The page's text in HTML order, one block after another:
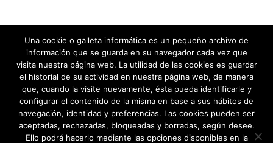
Una cookie o galleta informática es un pequeño archivo de
información que se guarda en su navegador cada vez que
visita nuestra página web. La utilidad de las cookies es guardar
el historial de su actividad en nuestra página web, de manera
que, cuando la visite nuevamente, ésta pueda identificarle y
configurar el contenido de la misma en base a sus hábitos de
navegación, identidad y preferencias. Las cookies pueden ser
aceptadas, rechazadas, bloqueadas y borradas, según desee.
Ello podrá hacerlo mediante las opciones disponibles en la